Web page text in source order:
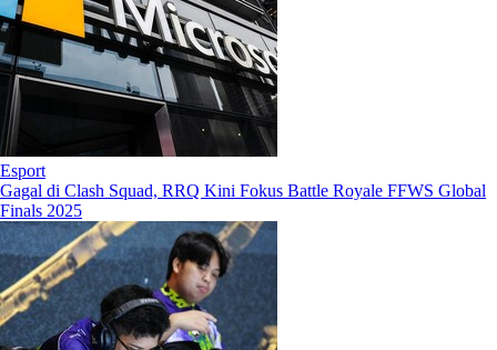
Esport
Gagal di Clash Squad, RRQ Kini Fokus Battle Royale FFWS Global
Finals 2025